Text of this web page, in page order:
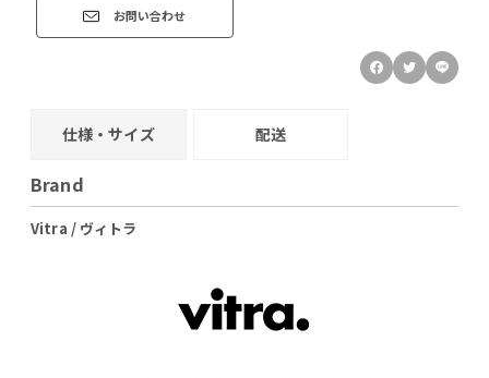
お問い合わせ
仕様・サイズ 配送
Brand
Vitra / ヴィトラ